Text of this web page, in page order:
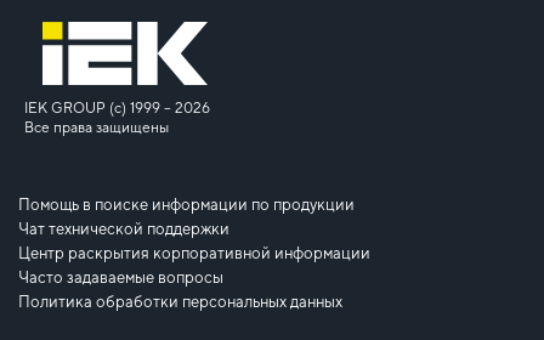
IEK GROUP (c) 1999 – 2026
Все права защищены
Помощь в поиске информации по продукции
Чат технической поддержки
Центр раскрытия корпоративной информации
Часто задаваемые вопросы
Политика обработки персональных данных